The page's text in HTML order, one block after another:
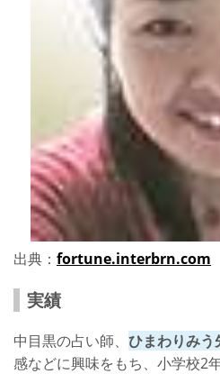
出典： fortune.interbrn.com
実績
中目黒の占い師、 ひまわりみう
感などに興味をもち、小学校2